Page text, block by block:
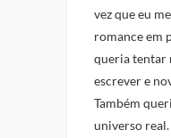
vez que eu
romance em
queria tentar
escrever e
Também
universo